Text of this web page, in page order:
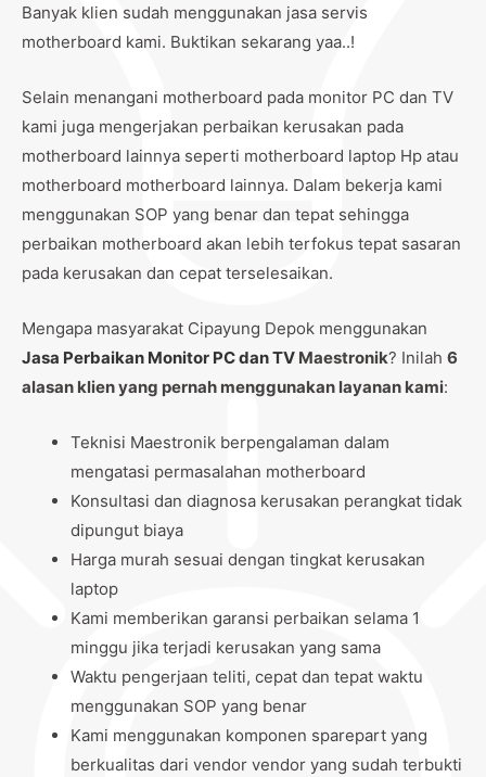
Banyak klien sudah menggunakan jasa servis
motherboard kami. Buktikan sekarang yaa..!
Selain menangani motherboard pada monitor PC dan TV
kami juga mengerjakan perbaikan kerusakan pada
motherboard lainnya seperti motherboard laptop Hp atau
motherboard motherboard lainnya. Dalam bekerja kami
menggunakan SOP yang benar dan tepat sehingga
perbaikan motherboard akan lebih terfokus tepat sasaran
pada kerusakan dan cepat terselesaikan.
Mengapa masyarakat Cipayung Depok menggunakan
Jasa Perbaikan Monitor PC dan TV Maestronik? Inilah 6
alasan klien yang pernah menggunakan layanan kami:
Teknisi Maestronik berpengalaman dalam
mengatasi permasalahan motherboard
Konsultasi dan diagnosa kerusakan perangkat tidak
dipungut biaya
Harga murah sesuai dengan tingkat kerusakan
laptop
Kami memberikan garansi perbaikan selama 1
minggu jika terjadi kerusakan yang sama
Waktu pengerjaan teliti, cepat dan tepat waktu
menggunakan SOP yang benar
Kami menggunakan komponen sparepart yang
berkualitas dari vendor vendor yang sudah terbukti